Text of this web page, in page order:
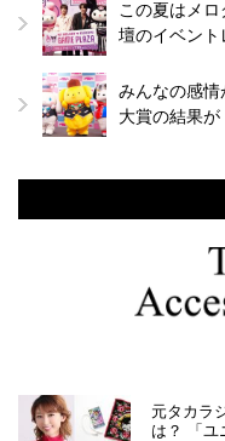
この夏はメ
壇のイベント
みんなの感情
大賞の結果
元タカラ
は？ 「ユ